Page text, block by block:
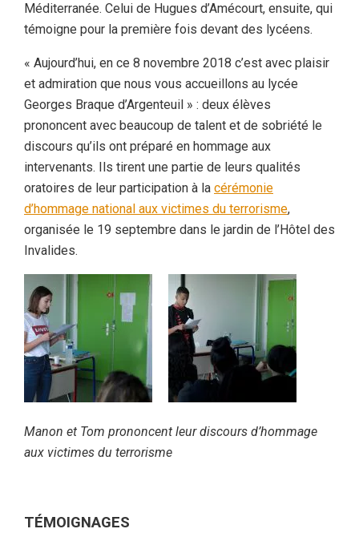
Méditerranée. Celui de Hugues d’Amécourt, ensuite, qui
témoigne pour la première fois devant des lycéens.
« Aujourd’hui, en ce 8 novembre 2018 c’est avec plaisir
et admiration que nous vous accueillons au lycée
Georges Braque d’Argenteuil » : deux élèves
prononcent avec beaucoup de talent et de sobriété le
discours qu’ils ont préparé en hommage aux
intervenants. Ils tirent une partie de leurs qualités
oratoires de leur participation à la cérémonie
d’hommage national aux victimes du terrorisme,
organisée le 19 septembre dans le jardin de l’Hôtel des
Invalides.
Manon et Tom prononcent leur discours d’hommage
aux victimes du terrorisme
TÉMOIGNAGES